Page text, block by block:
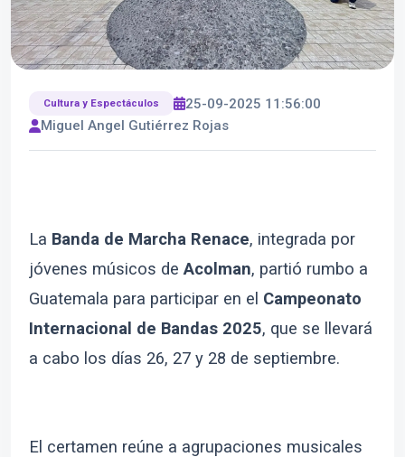
Cultura y Espectáculos
25-09-2025 11:56:00
Miguel Angel Gutiérrez Rojas
La Banda de Marcha Renace, integrada por
jóvenes músicos de Acolman, partió rumbo a
Guatemala para participar en el Campeonato
Internacional de Bandas 2025, que se llevará
a cabo los días 26, 27 y 28 de septiembre.
El certamen reúne a agrupaciones musicales